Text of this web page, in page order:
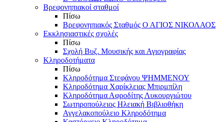
Βρεφονηπιακοί σταθμοί
Πίσω
Βρεφονηπιακός Σταθμός Ο ΑΓΙΟΣ ΝΙΚΟΛΑΟΣ
Εκκλησιαστικές σχολές
Πίσω
Σχολή Βυζ. Μουσικής και Αγιογραφίας
Κληροδοτήματα
Πίσω
Κληροδότημα Στεφάνου ΨΗΜΜΕΝΟΥ
Κληροδότημα Χαρίκλειας Μπιρμπίλη
Κληροδότημα Αφροδίτης Λυκουργιώτου
Σωτηροπούλειος Ηλειακή Βιβλιοθήκη
Αγγελακοπούλειο Κληροδότημα